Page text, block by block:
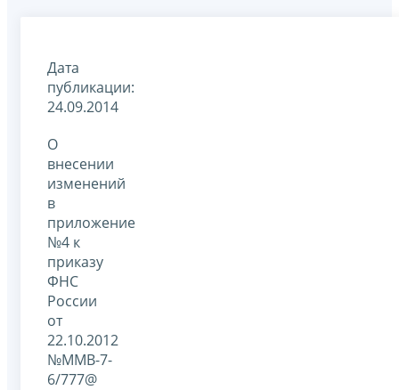
Дата
публикации:
24.09.2014
О
внесении
изменений
в
приложение
№4 к
приказу
ФНС
России
от
22.10.2012
№ММВ-7-
6/777@